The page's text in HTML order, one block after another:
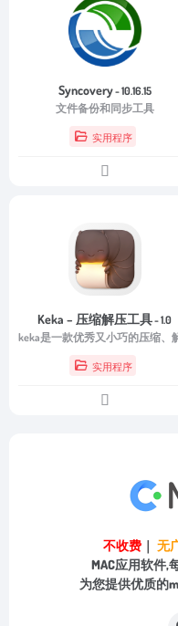
Syncovery- 10.16.15
文件备份和同步工具
实用程序
Keka – 压缩解压工具- 1.0
实用程序
不收费 ｜ 无
MAC应用软件,
为您提供优质的